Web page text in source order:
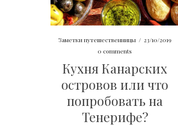
Заметки путешественницы / 23/10/2019
0 comments
Кухня Канарских
островов или что
попробовать на
Тенерифе?